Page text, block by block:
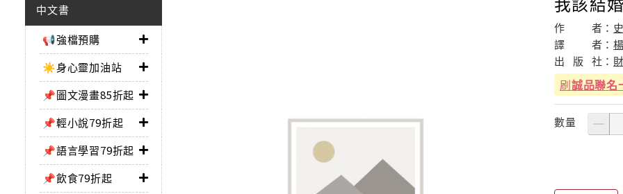
中文書
📢強檔預購
☀️身心靈加油站
📌圖文漫畫85折起
📌輕小說79折起
📌語言學習79折起
📌飲食79折起
作 者：
譯
者：
出
版 社：
刷誠品聯名
數量